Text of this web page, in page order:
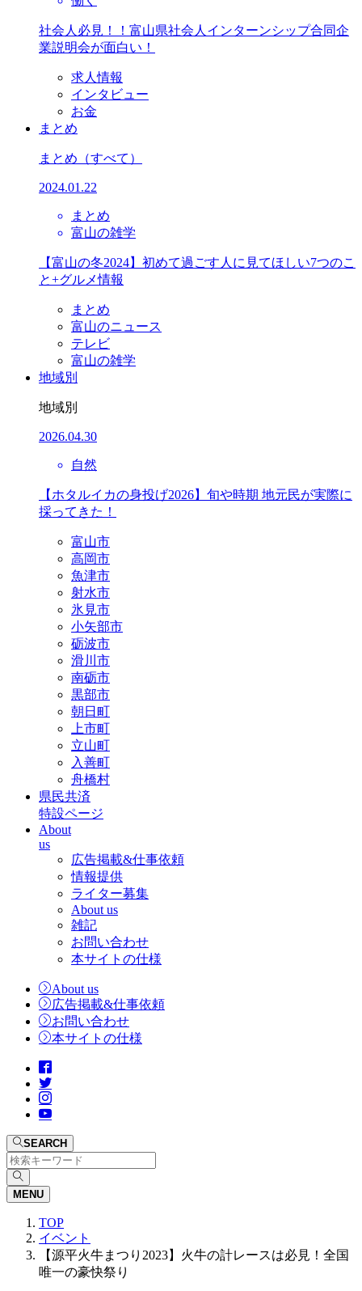
社会人必見！！富山県社会人インターンシップ合同企
業説明会が面白い！
求人情報
インタビュー
お金
まとめ
まとめ （すべて）
2024.01.22
まとめ
富山の雑学
【富山の冬2024】初めて過ごす人に見てほしい7つのこ
と+グルメ情報
まとめ
富山のニュース
テレビ
富山の雑学
地域別
地域別
2026.04.30
自然
【ホタルイカの身投げ2026】旬や時期 地元民が実際に
採ってきた！
富山市
高岡市
魚津市
射水市
氷見市
小矢部市
砺波市
滑川市
南砺市
黒部市
朝日町
上市町
立山町
入善町
舟橋村
県民共済
特設ページ
About
us
広告掲載&仕事依頼
情報提供
ライター募集
About us
雑記
お問い合わせ
本サイトの仕様
About us
広告掲載&仕事依頼
お問い合わせ
本サイトの仕様
SEARCH
MENU
TOP
イベント
【源平火牛まつり2023】火牛の計レースは必見！全国
唯一の豪快祭り